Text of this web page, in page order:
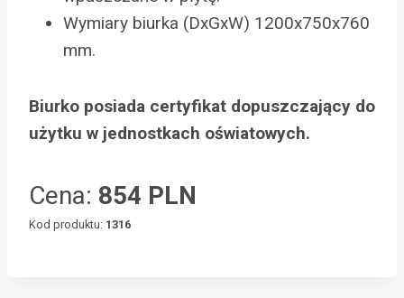
Wymiary biurka (DxGxW) 1200x750x760
mm.
Biurko posiada certyfikat dopuszczający do
użytku w jednostkach oświatowych.
Cena: 854 PLN
Kod produktu: 1316